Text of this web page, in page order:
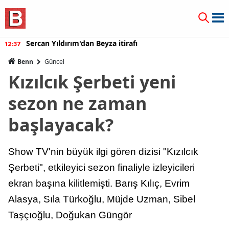
12:37 Sercan Yıldırım'dan Beyza itirafı
Benn Güncel
Kızılcık Şerbeti yeni
sezon ne zaman
başlayacak?
Show TV'nin büyük ilgi gören dizisi "Kızılcık
Şerbeti", etkileyici sezon finaliyle izleyicileri
ekran başına kilitlemişti. Barış Kılıç, Evrim
Alasya, Sıla Türkoğlu, Müjde Uzman, Sibel
Taşçıoğlu, Doğukan Güngör